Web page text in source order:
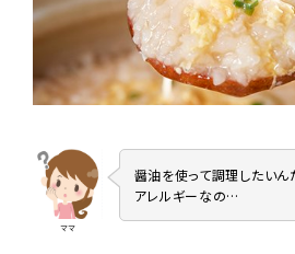
ママ
醤油を使って調理したいん
アレルギーなの…